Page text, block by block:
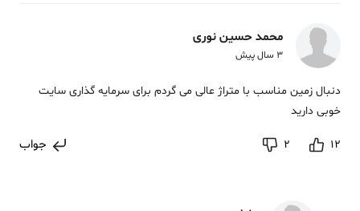
محمد حسین نوری
3 سال پیش
دنبال زمین مناسب با متراژ عالی می گردم برای سرمایه گذاری سایت
خوبی دارید
12
2 جواب